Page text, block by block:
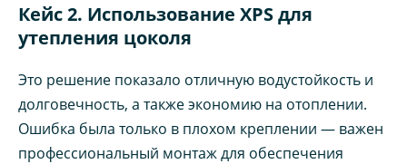
Кейс 2. Использование XPS для
утепления цоколя
Это решение показало отличную водустойкость и
долговечность, а также экономию на отоплении.
Ошибка была только в плохом креплении — важен
профессиональный монтаж для обеспечения